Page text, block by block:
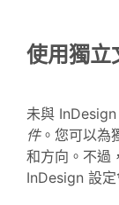
使用獨立
未與
件。您可以為
和方向。不過
InDesign 設